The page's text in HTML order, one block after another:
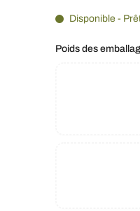
Disponible -
Poids des